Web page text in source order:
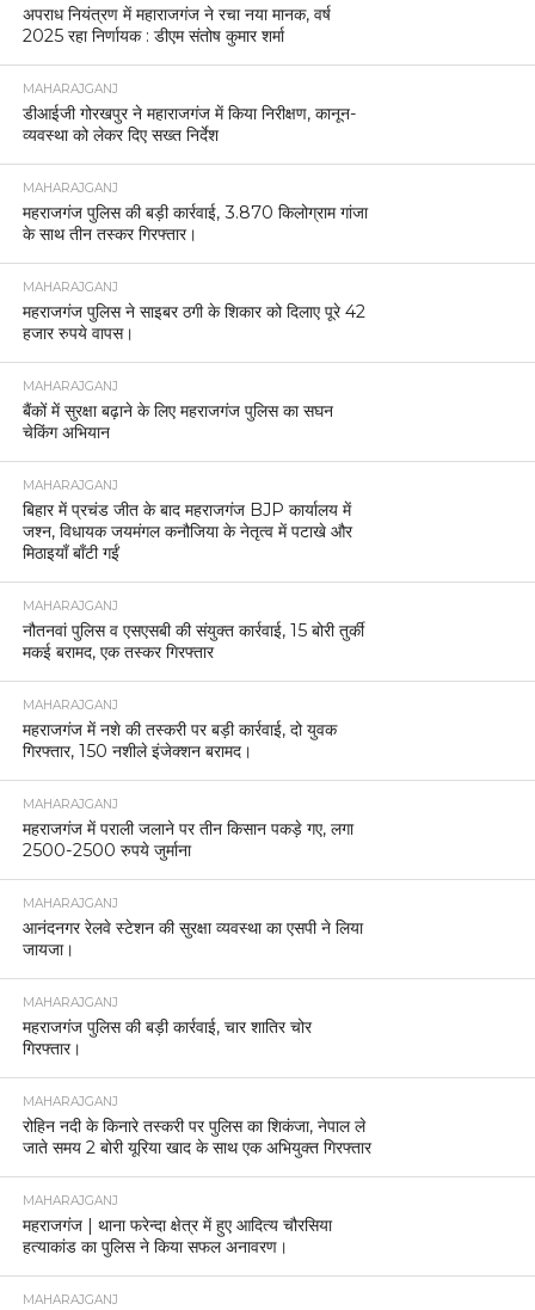
अपराध नियंत्रण में महाराजगंज ने रचा नया मानक, वर्ष
2025 रहा निर्णायक : डीएम संतोष कुमार शर्मा
MAHARAJGANJ
डीआईजी गोरखपुर ने महाराजगंज में किया निरीक्षण, कानून-
व्यवस्था को लेकर दिए सख्त निर्देश
MAHARAJGANJ
महराजगंज पुलिस की बड़ी कार्रवाई, 3.870 किलोग्राम गांजा
के साथ तीन तस्कर गिरफ्तार।
MAHARAJGANJ
महराजगंज पुलिस ने साइबर ठगी के शिकार को दिलाए पूरे 42
हजार रुपये वापस।
MAHARAJGANJ
बैंकों में सुरक्षा बढ़ाने के लिए महराजगंज पुलिस का सघन
चेकिंग अभियान
MAHARAJGANJ
बिहार में प्रचंड जीत के बाद महराजगंज BJP कार्यालय में
जश्न, विधायक जयमंगल कनौजिया के नेतृत्व में पटाखे और
मिठाइयाँ बाँटी गईं
MAHARAJGANJ
नौतनवां पुलिस व एसएसबी की संयुक्त कार्रवाई, 15 बोरी तुर्की
मकई बरामद, एक तस्कर गिरफ्तार
MAHARAJGANJ
महराजगंज में नशे की तस्करी पर बड़ी कार्रवाई, दो युवक
गिरफ्तार, 150 नशीले इंजेक्शन बरामद।
MAHARAJGANJ
महराजगंज में पराली जलाने पर तीन किसान पकड़े गए, लगा
2500-2500 रुपये जुर्माना
MAHARAJGANJ
आनंदनगर रेलवे स्टेशन की सुरक्षा व्यवस्था का एसपी ने लिया
जायजा।
MAHARAJGANJ
महराजगंज पुलिस की बड़ी कार्रवाई, चार शातिर चोर
गिरफ्तार।
MAHARAJGANJ
रोहिन नदी के किनारे तस्करी पर पुलिस का शिकंजा, नेपाल ले
जाते समय 2 बोरी यूरिया खाद के साथ एक अभियुक्त गिरफ्तार
MAHARAJGANJ
महराजगंज | थाना फरेन्दा क्षेत्र में हुए आदित्य चौरसिया
हत्याकांड का पुलिस ने किया सफल अनावरण।
MAHARAJGANJ